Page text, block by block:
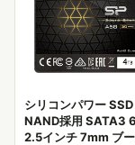
シリコンパワー
NAND採用 SATA3
2.5インチ 7mm ブ